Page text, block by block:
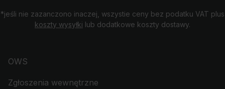
*jeśli nie zazanczono inaczej, wszystie ceny bez podatku VAT plus
koszty wysyłki lub dodatkowe koszty dostawy.
OWS
Zgłoszenia wewnętrzne